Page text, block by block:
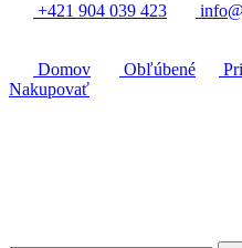
+421 904 039 423
Domov Obľúbené
Nakupovať